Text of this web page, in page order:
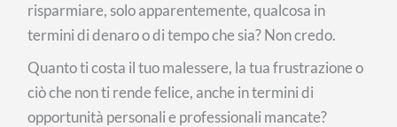
risparmiare, solo apparentemente, qualcosa in
termini di denaro o di tempo che sia? Non credo.
Quanto ti costa il tuo malessere, la tua frustrazione o
ciò che non ti rende felice, anche in termini di
opportunità personali e professionali mancate?